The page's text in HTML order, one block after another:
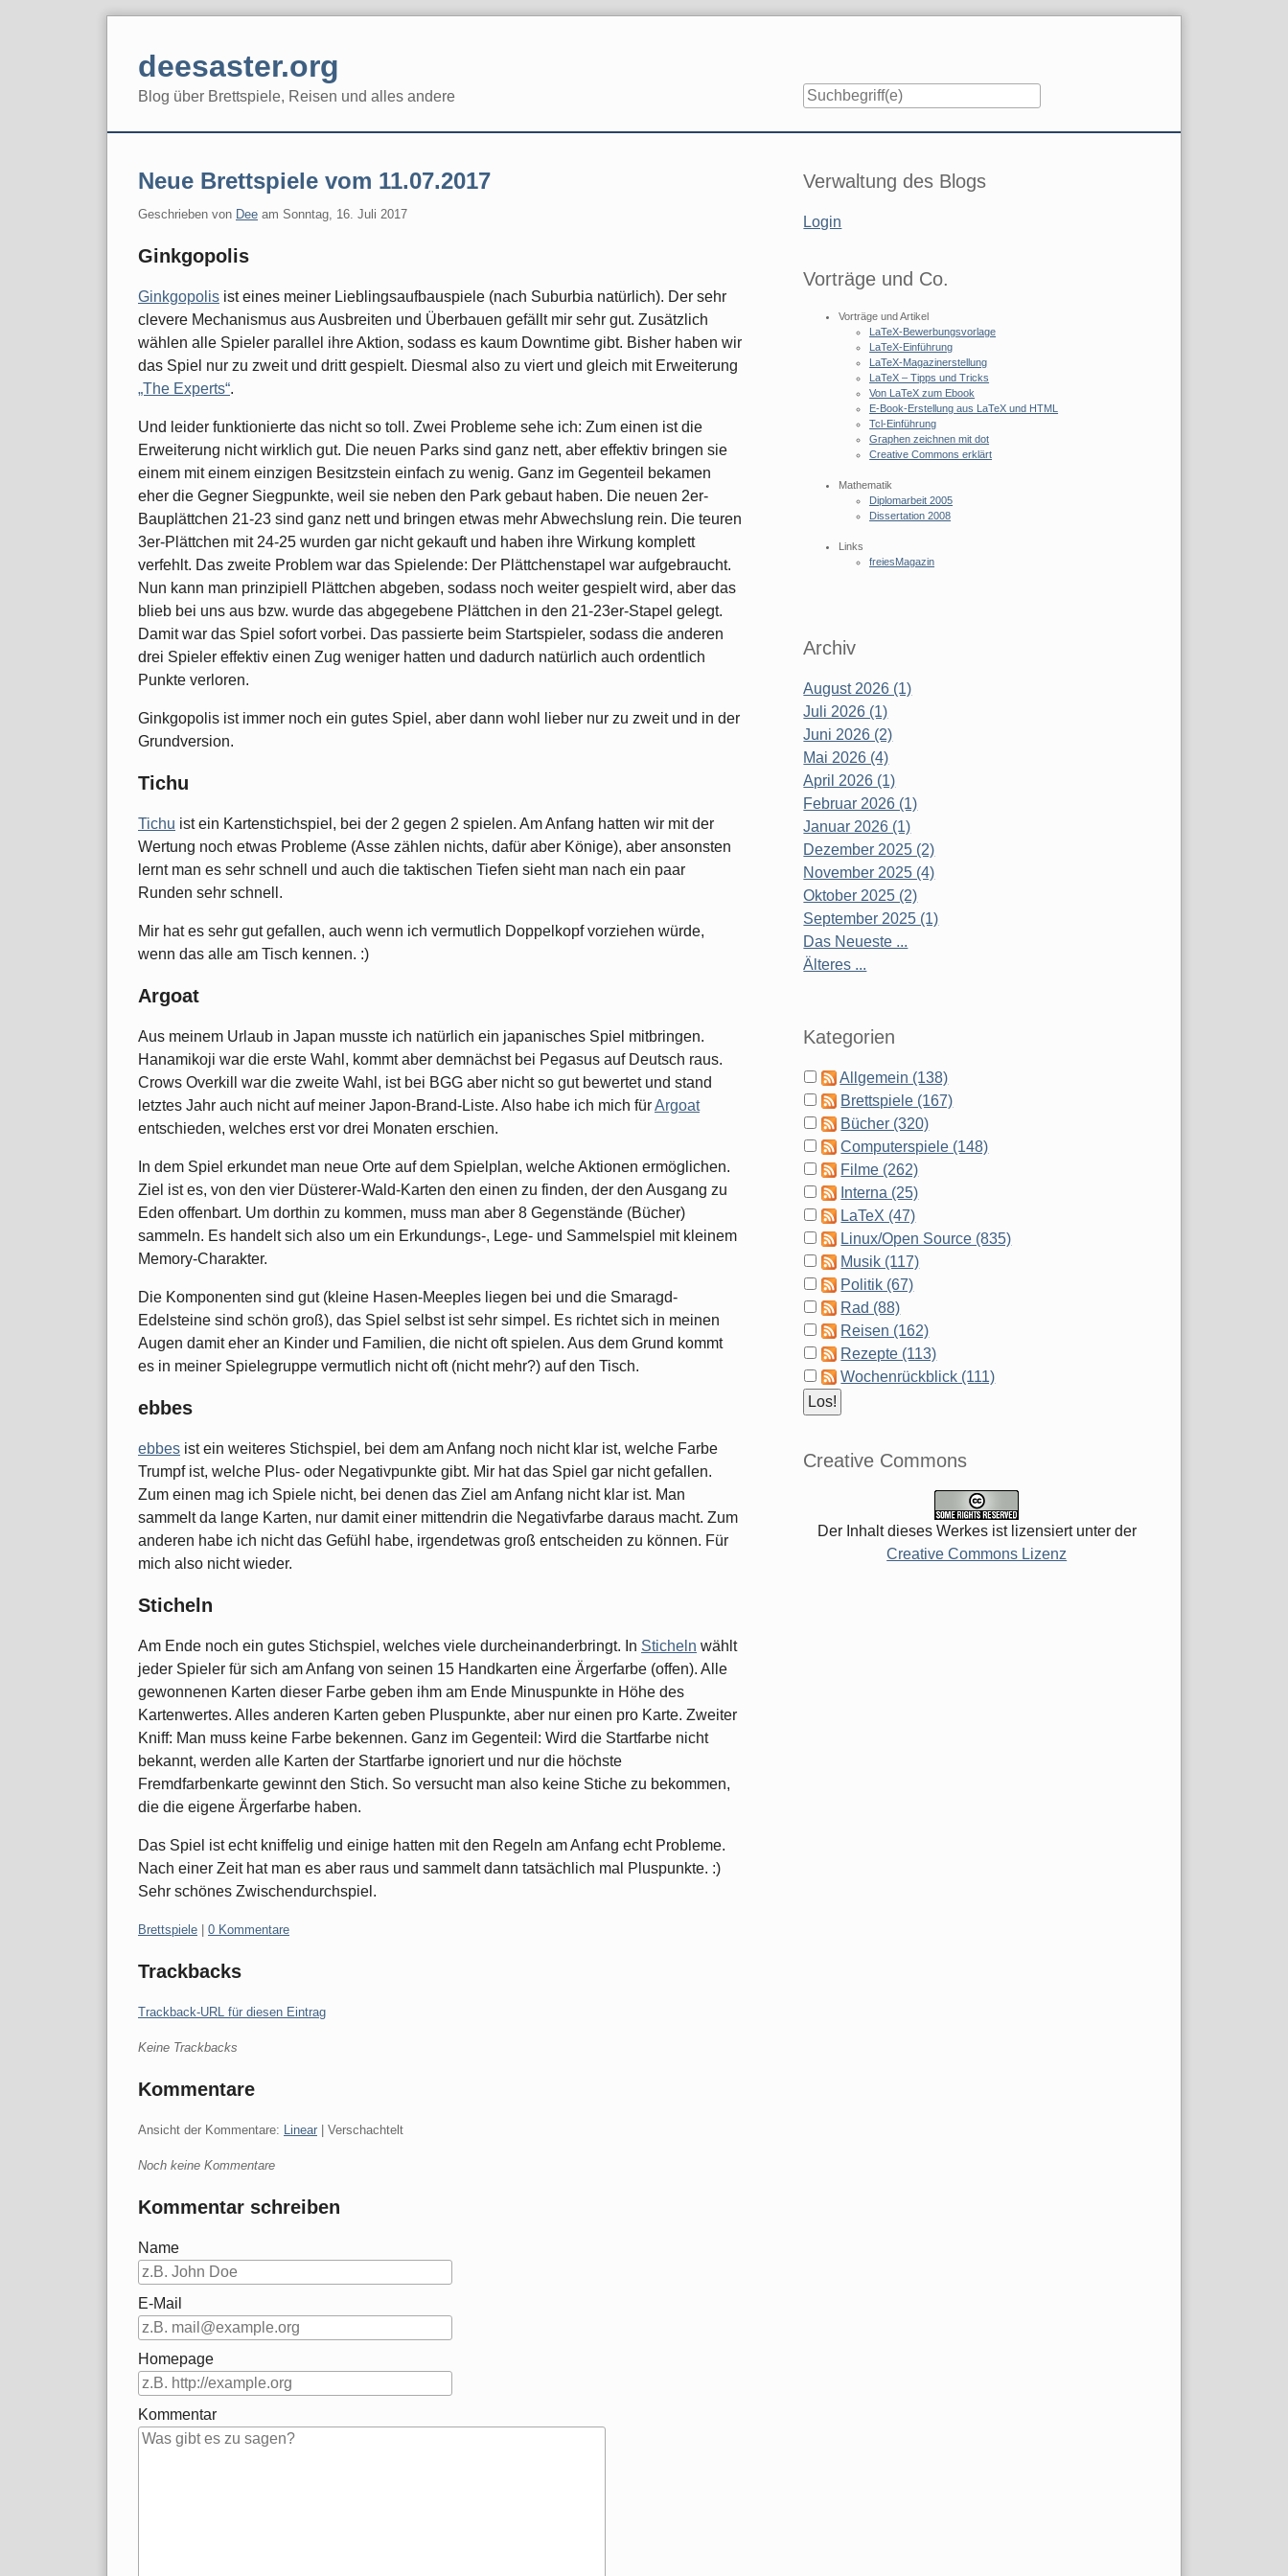
deesaster.org
Blog über Brettspiele, Reisen und alles andere
Neue Brettspiele vom 11.07.2017
Geschrieben von Dee am Sonntag, 16. Juli 2017
Ginkgopolis
Ginkgopolis ist eines meiner Lieblingsaufbauspiele (nach Suburbia natürlich). Der sehr
clevere Mechanismus aus Ausbreiten und Überbauen gefällt mir sehr gut. Zusätzlich
wählen alle Spieler parallel ihre Aktion, sodass es kaum Downtime gibt. Bisher haben wir
das Spiel nur zu zweit und dritt gespielt. Diesmal also zu viert und gleich mit Erweiterung
„The Experts“.
Und leider funktionierte das nicht so toll. Zwei Probleme sehe ich: Zum einen ist die
Erweiterung nicht wirklich gut. Die neuen Parks sind ganz nett, aber effektiv bringen sie
einem mit einem einzigen Besitzstein einfach zu wenig. Ganz im Gegenteil bekamen
eher die Gegner Siegpunkte, weil sie neben den Park gebaut haben. Die neuen 2er-
Bauplättchen 21-23 sind ganz nett und bringen etwas mehr Abwechslung rein. Die teuren
3er-Plättchen mit 24-25 wurden gar nicht gekauft und haben ihre Wirkung komplett
verfehlt. Das zweite Problem war das Spielende: Der Plättchenstapel war aufgebraucht.
Nun kann man prinzipiell Plättchen abgeben, sodass noch weiter gespielt wird, aber das
blieb bei uns aus bzw. wurde das abgegebene Plättchen in den 21-23er-Stapel gelegt.
Damit war das Spiel sofort vorbei. Das passierte beim Startspieler, sodass die anderen
drei Spieler effektiv einen Zug weniger hatten und dadurch natürlich auch ordentlich
Punkte verloren.
Ginkgopolis ist immer noch ein gutes Spiel, aber dann wohl lieber nur zu zweit und in der
Grundversion.
Tichu
Tichu ist ein Kartenstichspiel, bei der 2 gegen 2 spielen. Am Anfang hatten wir mit der
Wertung noch etwas Probleme (Asse zählen nichts, dafür aber Könige), aber ansonsten
lernt man es sehr schnell und auch die taktischen Tiefen sieht man nach ein paar
Runden sehr schnell.
Mir hat es sehr gut gefallen, auch wenn ich vermutlich Doppelkopf vorziehen würde,
wenn das alle am Tisch kennen. :)
Argoat
Aus meinem Urlaub in Japan musste ich natürlich ein japanisches Spiel mitbringen.
Hanamikoji war die erste Wahl, kommt aber demnächst bei Pegasus auf Deutsch raus.
Crows Overkill war die zweite Wahl, ist bei BGG aber nicht so gut bewertet und stand
letztes Jahr auch nicht auf meiner Japon-Brand-Liste. Also habe ich mich fürArgoat
entschieden, welches erst vor drei Monaten erschien.
In dem Spiel erkundet man neue Orte auf dem Spielplan, welche Aktionen ermöglichen.
Ziel ist es, von den vier Düsterer-Wald-Karten den einen zu finden, der den Ausgang zu
Eden offenbart. Um dorthin zu kommen, muss man aber 8 Gegenstände (Bücher)
sammeln. Es handelt sich also um ein Erkundungs-, Lege- und Sammelspiel mit kleinem
Memory-Charakter.
Die Komponenten sind gut (kleine Hasen-Meeples liegen bei und die Smaragd-
Edelsteine sind schön groß), das Spiel selbst ist sehr simpel. Es richtet sich in meinen
Augen damit eher an Kinder und Familien, die nicht oft spielen. Aus dem Grund kommt
es in meiner Spielegruppe vermutlich nicht oft (nicht mehr?) auf den Tisch.
ebbes
ebbes ist ein weiteres Stichspiel, bei dem am Anfang noch nicht klar ist, welche Farbe
Trumpf ist, welche Plus- oder Negativpunkte gibt. Mir hat das Spiel gar nicht gefallen.
Zum einen mag ich Spiele nicht, bei denen das Ziel am Anfang nicht klar ist. Man
sammelt da lange Karten, nur damit einer mittendrin die Negativfarbe daraus macht. Zum
anderen habe ich nicht das Gefühl habe, irgendetwas groß entscheiden zu können. Für
mich also nicht wieder.
Sticheln
Am Ende noch ein gutes Stichspiel, welches viele durcheinanderbringt. In Sticheln wählt
jeder Spieler für sich am Anfang von seinen 15 Handkarten eine Ärgerfarbe (offen). Alle
gewonnenen Karten dieser Farbe geben ihm am Ende Minuspunkte in Höhe des
Kartenwertes. Alles anderen Karten geben Pluspunkte, aber nur einen pro Karte. Zweiter
Kniff: Man muss keine Farbe bekennen. Ganz im Gegenteil: Wird die Startfarbe nicht
bekannt, werden alle Karten der Startfarbe ignoriert und nur die höchste
Fremdfarbenkarte gewinnt den Stich. So versucht man also keine Stiche zu bekommen,
die die eigene Ärgerfarbe haben.
Das Spiel ist echt kniffelig und einige hatten mit den Regeln am Anfang echt Probleme.
Nach einer Zeit hat man es aber raus und sammelt dann tatsächlich mal Pluspunkte. :)
Sehr schönes Zwischendurchspiel.
Kategorien:
Brettspiele | 0 Kommentare
Trackbacks
Trackback-URL für diesen Eintrag
Keine Trackbacks
Kommentare
Ansicht der Kommentare: Linear | Verschachtelt
Noch keine Kommentare
Kommentar schreiben
Name
E-Mail
Homepage
Kommentar
Seitenleiste
Verwaltung des Blogs
Login
Vorträge und Co.
Vorträge und Artikel
LaTeX-Bewerbungsvorlage
LaTeX-Einführung
LaTeX-Magazinerstellung
LaTeX – Tipps und Tricks
Von LaTeX zum Ebook
E-Book-Erstellung aus LaTeX und HTML
Tcl-Einführung
Graphen zeichnen mit dot
Creative Commons erklärt
Mathematik
Diplomarbeit 2005
Dissertation 2008
Links
freiesMagazin
Archiv
August 2026 (1)
Juli 2026 (1)
Juni 2026 (2)
Mai 2026 (4)
April 2026 (1)
Februar 2026 (1)
Januar 2026 (1)
Dezember 2025 (2)
November 2025 (4)
Oktober 2025 (2)
September 2025 (1)
Das Neueste ...
Älteres ...
Kategorien
Allgemein (138)
Brettspiele (167)
Bücher (320)
Computerspiele (148)
Filme (262)
Interna (25)
LaTeX (47)
Linux/Open Source (835)
Musik (117)
Politik (67)
Rad (88)
Reisen (162)
Rezepte (113)
Wochenrückblick (111)
Creative Commons
Der Inhalt dieses Werkes ist lizensiert unter der
Creative Commons Lizenz